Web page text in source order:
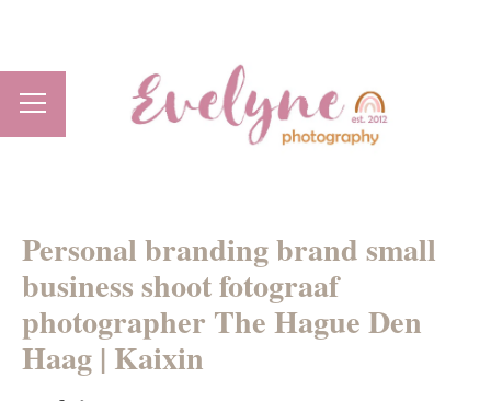
Personal branding brand small
business shoot fotograaf
photographer The Hague Den
Haag | Kaixin